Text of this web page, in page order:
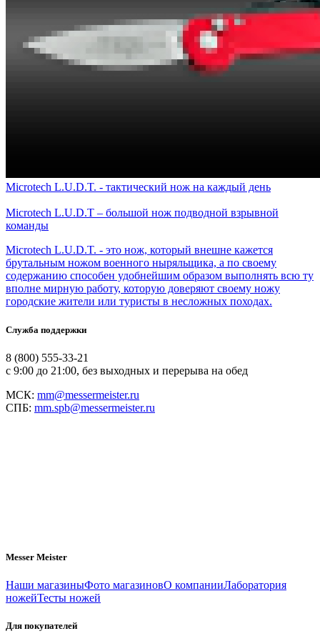
Microtech L.U.D.T. - тактический нож на каждый день
​Microtech L.U.D.T – большой нож подводной взрывной
команды
Microtech L.U.D.T. - это нож, который внешне кажется
брутальным ножом военного ныряльщика, а по своему
содержанию способен удобнейшим образом выполнять всю ту
вполне мирную работу, которую доверяют своему ножу
городские жители или туристы в несложных походах.
Служба поддержки
8 (800) 555-33-21
с 9:00 до 21:00, без выходных и перерыва на обед
МСК: mm@messermeister.ru
СПБ: mm.spb@messermeister.ru
Messer Meister
Наши магазиныФото магазиновО компанииЛаборатория
ножейТесты ножей
Для покупателей